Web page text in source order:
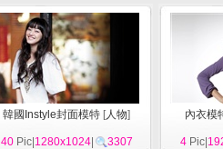
韓國Instyle封面模特 [人物]
40Pic| 1280x1024| 3307
內衣模
4 Pic|